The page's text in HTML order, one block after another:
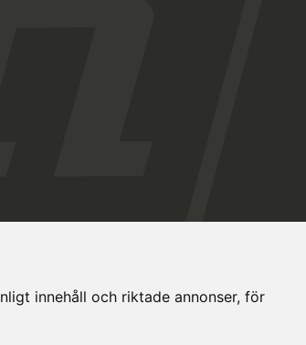
innehåll och riktade annonser, för